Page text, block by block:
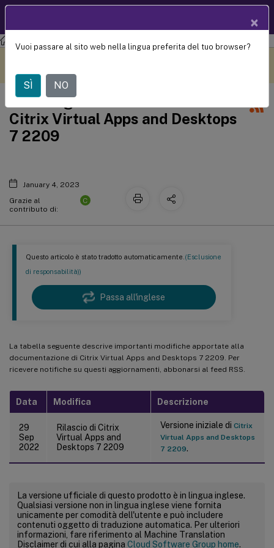
Questo articolo è stato tradotto automaticamente.(Esclusione
di responsabilità))
Passa all'inglese
La tabella seguente descrive importanti modifiche apportate alla
documentazione di Citrix Virtual Apps and Desktops 7 2209. Per
ricevere notifiche su questi aggiornamenti, abbonarsi al feed RSS.
Data Modifica Descrizione
29
Sep
2022
Rilascio di Citrix
Virtual Apps and
Desktops 7 2209
Versione iniziale di Citrix
Virtual Apps and Desktops
7 2209.
La versione ufficiale di questo prodotto è in lingua inglese.
Qualsiasi versione non in lingua inglese viene fornita
unicamente per comodità dell'utente e può includere
contenuti oggetto di traduzione automatica. Per ulteriori
informazioni, fare riferimento al Machine Translation
Disclaimer di cui alla pagina Cloud Software Group home.
Cronologia dei documenti di
Citrix Virtual Apps and Desktops
7 2209
January 4, 2023
Grazie al
contributo di:
C
×
Vuoi passare al sito web nella lingua preferita del tuo browser?
SÌ NO